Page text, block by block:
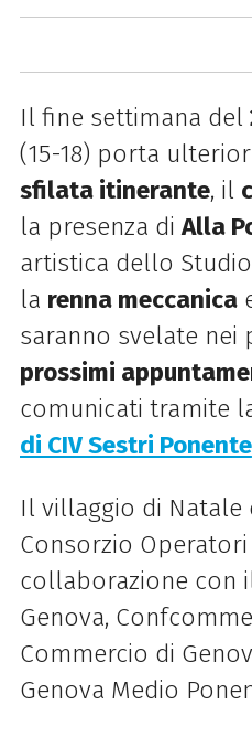
Il fine settimana del
(15-18) porta
sfilata itinerante, il
la presenza diAlla
artistica dello
la renna meccanica
saranno svelate nei
prossimi
comunicati tramite
di CIV Sestri Ponente
Il villaggio di Natale
Consorzio
collaborazione con
Genova,
Commercio di
Genova Medio